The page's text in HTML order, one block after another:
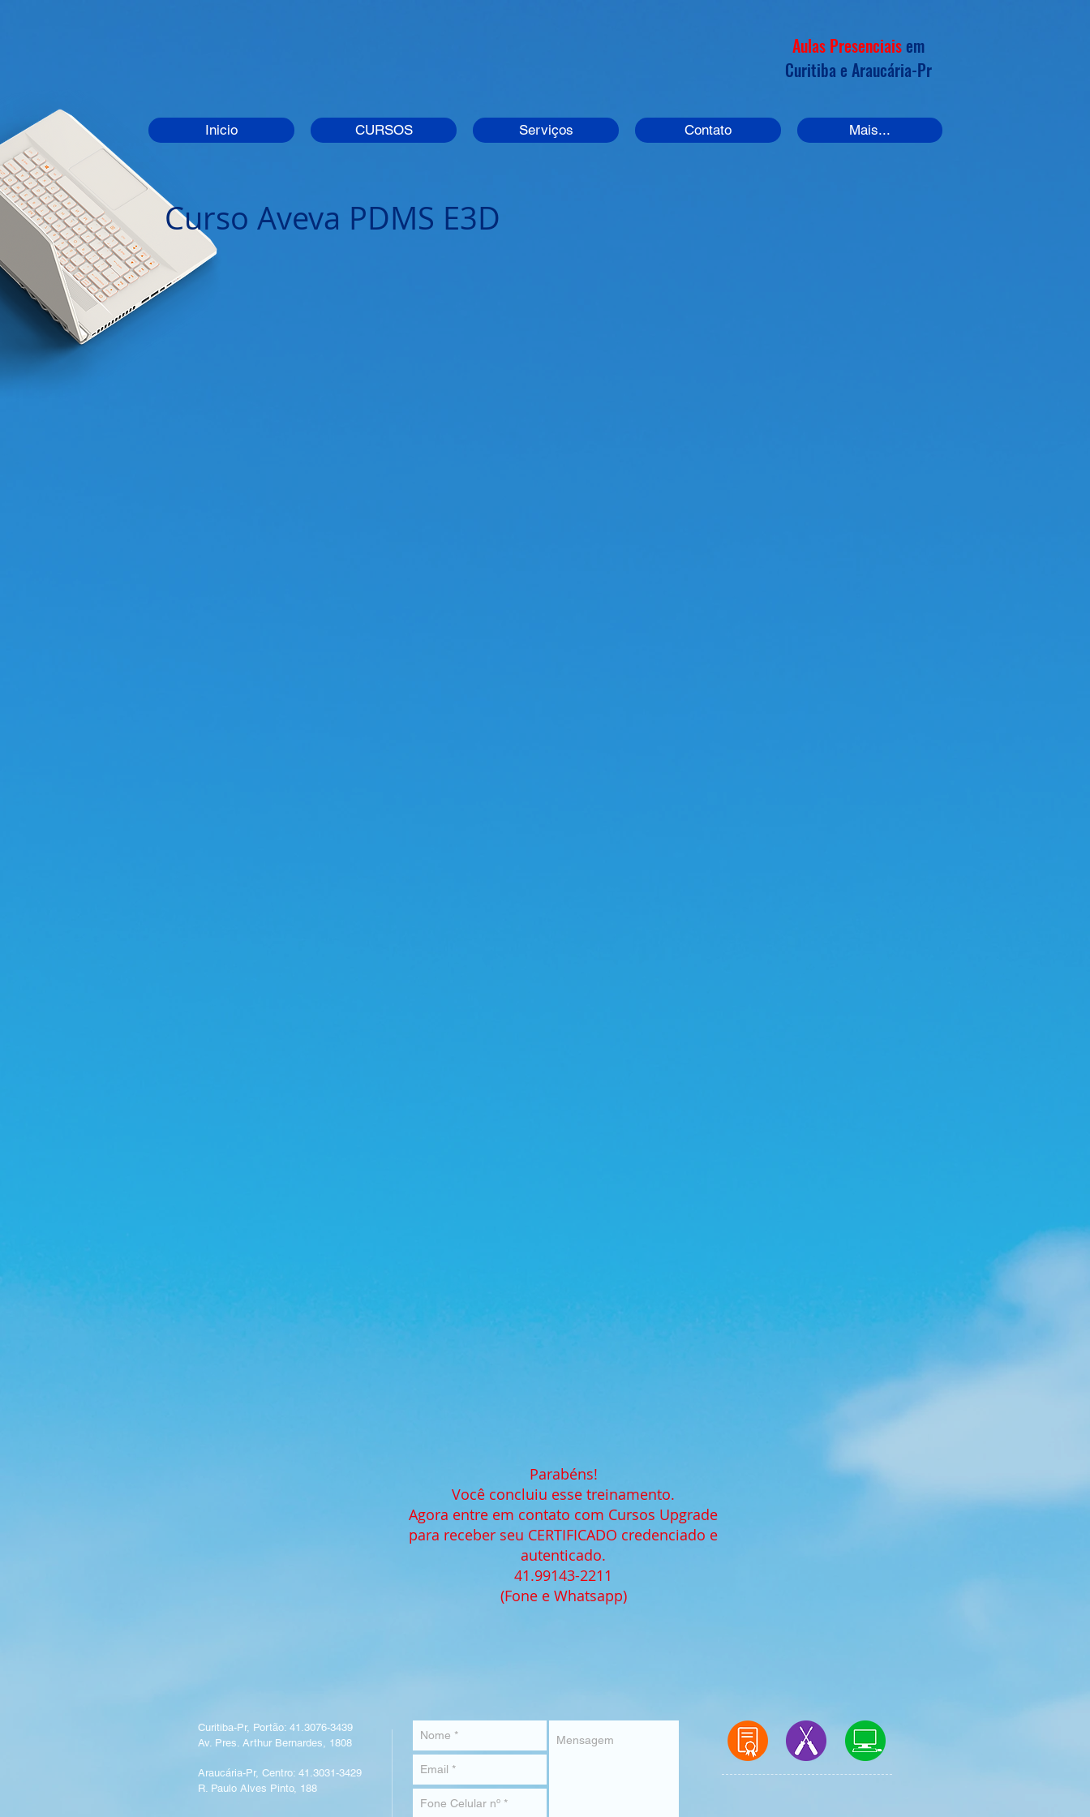
Aulas Presenciais em
Curitiba e Araucária-Pr
Inicio CURSOS Serviços Contato Mais...
Curso Aveva PDMS E3D
Parabéns!
Você concluiu esse treinamento.
Agora entre em contato com Cursos Upgrade
para receber seu CERTIFICADO credenciado e
autenticado.
41.99143-2211
(Fone e Whatsapp)
Curitiba-Pr, Portão: 41.3076-3439
Av. Pres. Arthur Bernardes, 1808
Araucária-Pr, Centro: 41.3031-3429
R. Paulo Alves Pinto, 188